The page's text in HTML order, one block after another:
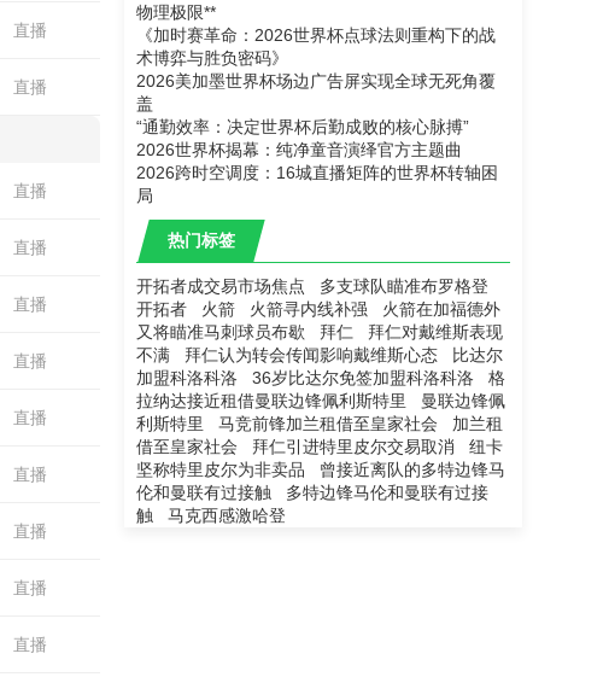
直播
直播
直播
直播
直播
直播
直播
直播
直播
直播
直播
物理极限**
《加时赛革命：2026世界杯点球法则重构下的战
术博弈与胜负密码》
2026美加墨世界杯场边广告屏实现全球无死角覆
盖
“通勤效率：决定世界杯后勤成败的核心脉搏”
2026世界杯揭幕：纯净童音演绎官方主题曲
2026跨时空调度：16城直播矩阵的世界杯转轴困
局
热门标签
开拓者成交易市场焦点
多支球队瞄准布罗格登
开拓者
火箭 火箭寻内线补强
火箭在加福德外
又将瞄准马刺球员布歇
拜仁
拜仁对戴维斯表现
不满
拜仁认为转会传闻影响戴维斯心态
比达尔
加盟科洛科洛
36岁比达尔免签加盟科洛科洛
格
拉纳达接近租借曼联边锋佩利斯特里
曼联边锋佩
利斯特里
马竞前锋加兰租借至皇家社会
加兰租
借至皇家社会
拜仁引进特里皮尔交易取消
纽卡
坚称特里皮尔为非卖品
曾接近离队的多特边锋马
伦和曼联有过接触
多特边锋马伦和曼联有过接
触
马克西感激哈登